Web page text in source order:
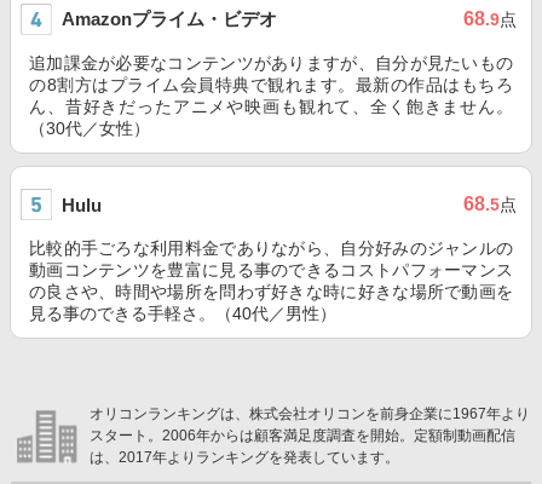
Amazonプライム・ビデオ 68.9点
追加課金が必要なコンテンツがありますが、自分が見たいもの
の8割方はプライム会員特典で観れます。最新の作品はもちろ
ん、昔好きだったアニメや映画も観れて、全く飽きません。
（30代／女性）
Hulu 68.5点
比較的手ごろな利用料金でありながら、自分好みのジャンルの
動画コンテンツを豊富に見る事のできるコストパフォーマンス
の良さや、時間や場所を問わず好きな時に好きな場所で動画を
見る事のできる手軽さ。（40代／男性）
オリコンランキングは、株式会社オリコンを前身企業に1967年より
スタート。2006年からは顧客満足度調査を開始。定額制動画配信
は、2017年よりランキングを発表しています。